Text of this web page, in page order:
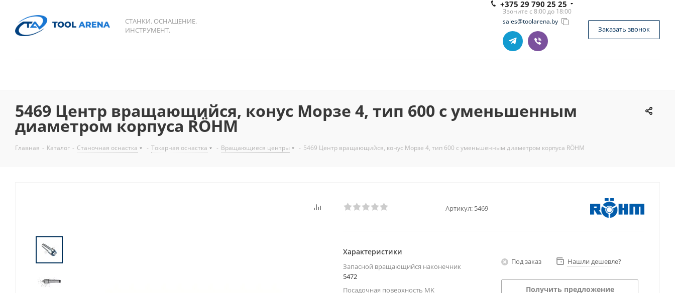
СТАНКИ. ОСНАЩЕНИЕ.
ИНСТРУМЕНТ.
+375 29 790 25 25
Звоните с 8:00 до 18:00
sales@toolarena.by
Заказать звонок
5469 Центр вращающийся, конус Морзе 4, тип 600 с уменьшенным
диаметром корпуса RÖHM
Главная - Каталог - Станочная оснастка - Токарная оснастка - Вращающиеся центры - 5469 Центр вращающийся, конус Морзе 4, тип 600 с уменьшенным диаметром корпуса RÖHM
Артикул: 5469
Характеристики
Запасной вращающийся наконечник
5472
Посадочная поверхность MK
Под заказ Нашли дешевле?
Получить предложение